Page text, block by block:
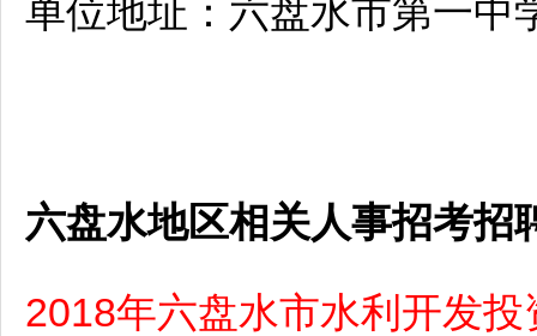
单位地址： 六盘水市第一中
六盘水地区相关人事招考招
2018年六盘水市水利开发